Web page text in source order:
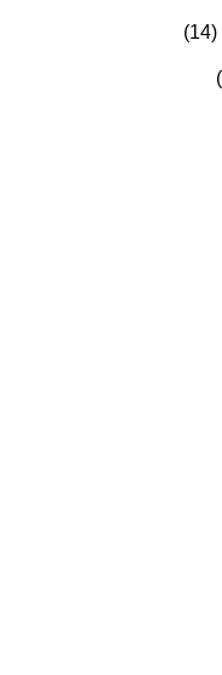
(14)